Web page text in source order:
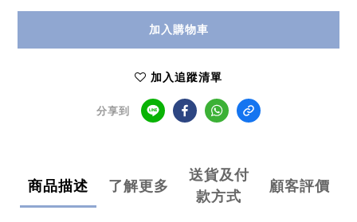
加入購物車
加入追蹤清單
分享到
商品描述 了解更多
送貨及付
款方式
顧客評價